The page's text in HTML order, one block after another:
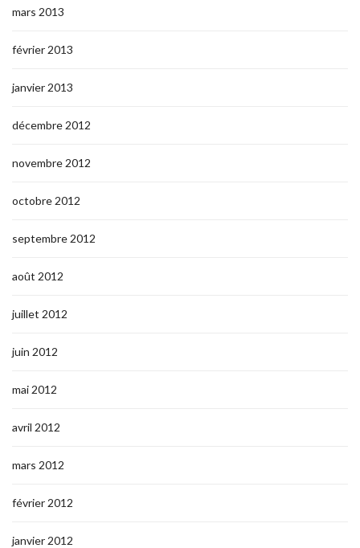
mars 2013
février 2013
janvier 2013
décembre 2012
novembre 2012
octobre 2012
septembre 2012
août 2012
juillet 2012
juin 2012
mai 2012
avril 2012
mars 2012
février 2012
janvier 2012